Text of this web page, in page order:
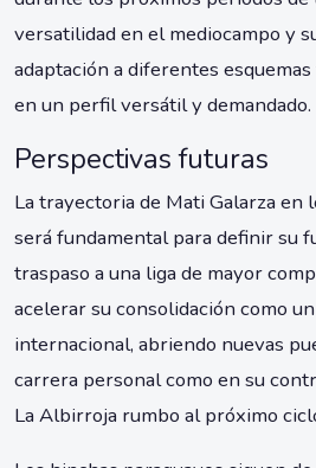
versatilidad en el mediocampo y
adaptación a diferentes
en un perfil versátil y demandado.
Perspectivas futuras
La trayectoria de Mati Galarza en
será fundamental para definir su
traspaso a una liga de mayor
acelerar su consolidación como
internacional, abriendo nuevas
carrera personal como en su
La Albirroja rumbo al próximo